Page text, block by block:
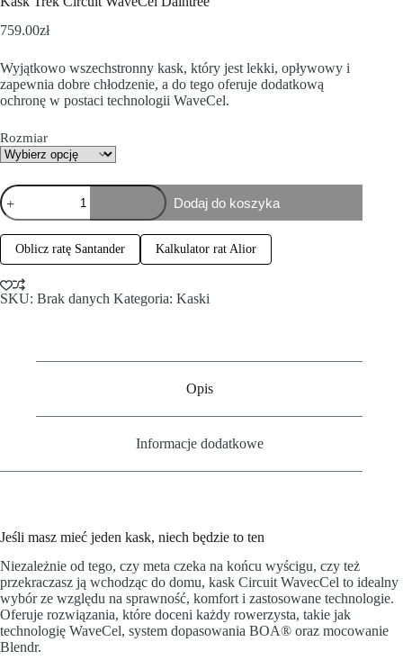
759.00zł
Wyjątkowo wszechstronny kask, który jest lekki, opływowy i
zapewnia dobre chłodzenie, a do tego oferuje dodatkową
ochronę w postaci technologii WaveCel.
Rozmiar
Dodaj do koszyka
Oblicz ratę Santander Kalkulator rat Alior
SKU: Brak danych Kategoria: Kaski
Opis
Informacje dodatkowe
Jeśli masz mieć jeden kask, niech będzie to ten
Niezależnie od tego, czy meta czeka na końcu wyścigu, czy też
przekraczasz ją wchodząc do domu, kask Circuit WavecCel to idealny
wybór ze względu na sprawność, komfort i zastosowane technologie.
Oferuje rozwiązania, które doceni każdy rowerzysta, takie jak
technologię WaveCel, system dopasowania BOA® oraz mocowanie
Blendr.